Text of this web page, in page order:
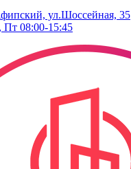
ул.Шоссейная, 35
Пт 08:00-15:45